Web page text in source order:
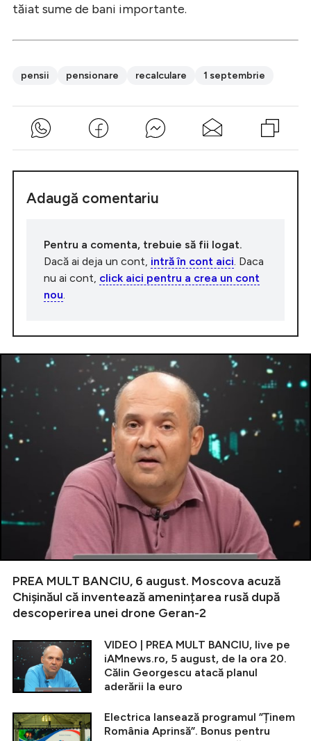
tăiat sume de bani importante.
pensii pensionare recalculare 1 septembrie
Adaugă comentariu
Pentru a comenta, trebuie să fii logat.
Dacă ai deja un cont, intră în cont aici . Daca
nu ai cont, click aici pentru a crea un cont
nou
PREA MULT BANCIU, 6 august. Moscova acuză
Chișinăul că inventează amenințarea rusă după
descoperirea unei drone Geran-2
VIDEO | PREA MULT BANCIU, live pe
iAMnews.ro, 5 august, de la ora 20.
Călin Georgescu atacă planul
aderării la euro
Electrica lansează programul ”Ținem
România Aprinsă”. Bonus pentru